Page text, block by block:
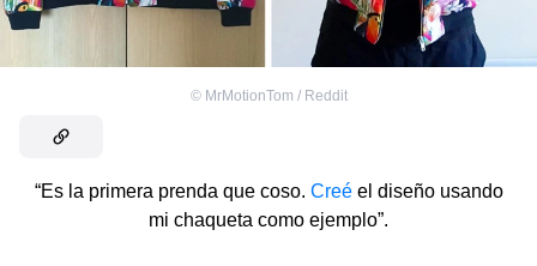
© MrMotionTom / Reddit
“Es la primera prenda que coso. Creéel diseño usando
mi chaqueta como ejemplo”.